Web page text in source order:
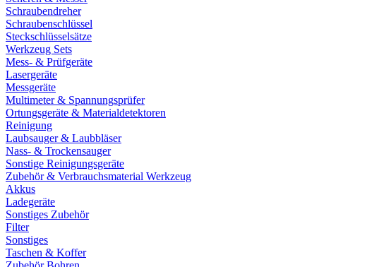
Schraubendreher
Schraubenschlüssel
Steckschlüsselsätze
Werkzeug Sets
Mess- & Prüfgeräte
Lasergeräte
Messgeräte
Multimeter & Spannungsprüfer
Ortungsgeräte & Materialdetektoren
Reinigung
Laubsauger & Laubbläser
Nass- & Trockensauger
Sonstige Reinigungsgeräte
Zubehör & Verbrauchsmaterial Werkzeug
Akkus
Ladegeräte
Sonstiges Zubehör
Filter
Sonstiges
Taschen & Koffer